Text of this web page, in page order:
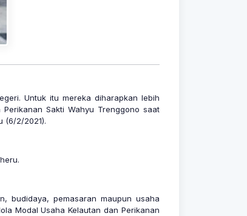
Untuk itu mereka diharapkan lebih
Sakti Wahyu Trenggono saat
(6/2/2021).
budidaya, pemasaran maupun usaha
Modal Usaha Kelautan dan Perikanan